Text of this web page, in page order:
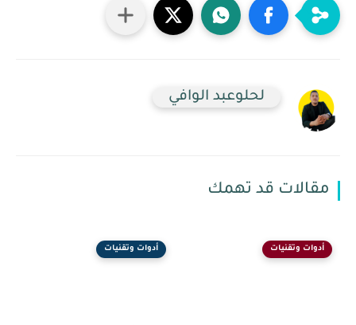
لحلوعبد الوافي
مقالات قد تهمك
أدوات وتقنيات أدوات وتقنيات